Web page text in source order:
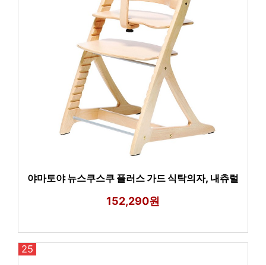
야마토야 뉴스쿠스쿠 플러스 가드 식탁의자, 내츄럴
152,290원
25